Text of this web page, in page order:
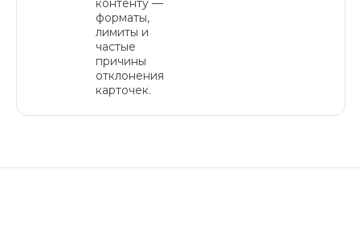
форматы,
лимиты и
частые
причины
отклонения
карточек.